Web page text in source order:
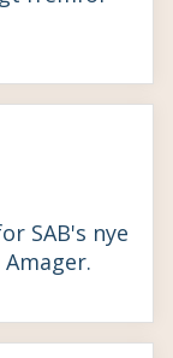
SAB's nye